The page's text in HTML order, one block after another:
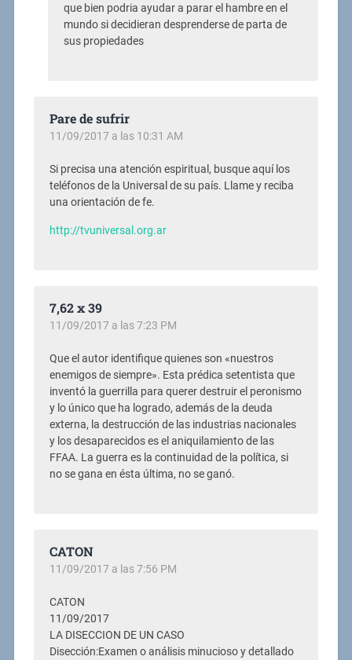
que bien podria ayudar a parar el hambre en el
mundo si decidieran desprenderse de parta de
sus propiedades
Pare de sufrir
11/09/2017 a las 10:31 AM
Si precisa una atención espiritual, busque aquí los
teléfonos de la Universal de su país. Llame y reciba
una orientación de fe.
http://tvuniversal.org.ar
7,62 x 39
11/09/2017 a las 7:23 PM
Que el autor identifique quienes son «nuestros
enemigos de siempre». Esta prédica setentista que
inventó la guerrilla para querer destruir el peronismo
y lo único que ha logrado, además de la deuda
externa, la destrucción de las industrias nacionales
y los desaparecidos es el aniquilamiento de las
FFAA. La guerra es la continuidad de la política, si
no se gana en ésta última, no se ganó.
CATON
11/09/2017 a las 7:56 PM
CATON
11/09/2017
LA DISECCION DE UN CASO
Disección:Examen o análisis minucioso y detallado